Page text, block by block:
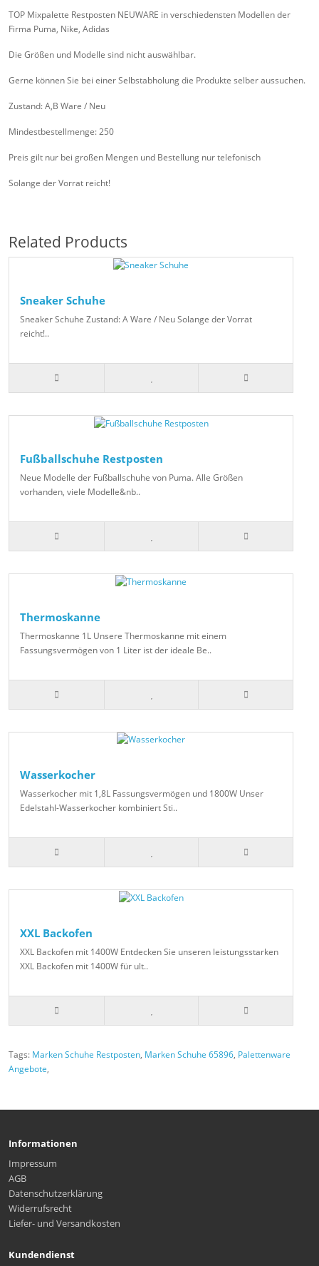
TOP Mixpalette Restposten NEUWARE in verschiedensten Modellen der
Firma Puma, Nike, Adidas
Die Größen und Modelle sind nicht auswählbar.
Gerne können Sie bei einer Selbstabholung die Produkte selber aussuchen.
Zustand: A,B Ware / Neu
Mindestbestellmenge: 250
Preis gilt nur bei großen Mengen und Bestellung nur telefonisch
Solange der Vorrat reicht!
Related Products
Sneaker Schuhe
Sneaker Schuhe Zustand: A Ware / Neu Solange der Vorrat
reicht!..
Fußballschuhe Restposten
Neue Modelle der Fußballschuhe von Puma. Alle Größen
vorhanden, viele Modelle&nb..
Thermoskanne
Thermoskanne 1L Unsere Thermoskanne mit einem
Fassungsvermögen von 1 Liter ist der ideale Be..
Wasserkocher
Wasserkocher mit 1,8L Fassungsvermögen und 1800W Unser
Edelstahl-Wasserkocher kombiniert Sti..
XXL Backofen
XXL Backofen mit 1400W Entdecken Sie unseren leistungsstarken
XXL Backofen mit 1400W für ult..
Tags: Marken Schuhe Restposten, Marken Schuhe 65896, Palettenware
Angebote,
Informationen
Impressum
AGB
Datenschutzerklärung
Widerrufsrecht
Liefer- und Versandkosten
Kundendienst